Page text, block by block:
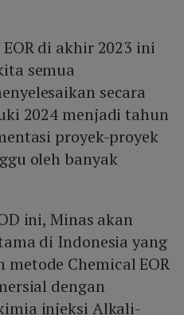
di akhir 2023 ini
semua
secara
2024 menjadi tahun
proyek-proyek
oleh banyak
ini, Minas akan
di Indonesia yang
Chemical EOR
dengan
injeksi Alkali-